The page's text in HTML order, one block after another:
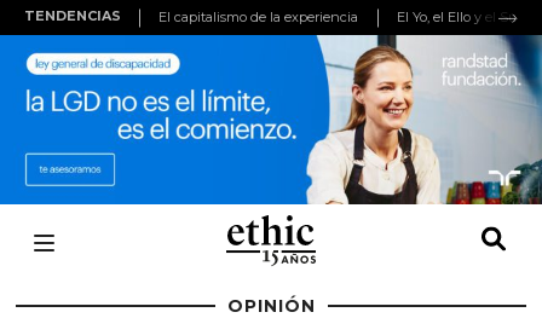
TENDENCIAS El capitalismo de la experiencia El Yo, el Ello y el
OPINIÓN